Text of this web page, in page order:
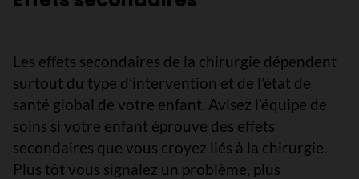
Les effets secondaires de la chirurgie dépendent
surtout du type d’intervention et de l’état de
santé global de votre enfant. Avisez l’équipe de
soins si votre enfant éprouve des effets
secondaires que vous croyez liés à la chirurgie.
Plus tôt vous signalez un problème, plus